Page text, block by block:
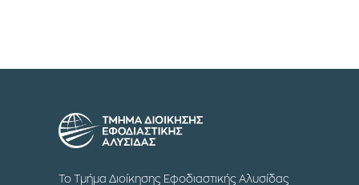
Το Τμήμα Διοίκησης Εφοδιαστικής Αλυσίδας